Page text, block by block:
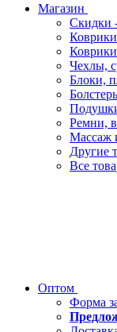
Магазин
Скидки
Чехлы,
Блоки,
Ремни,
Массаж
Другие
Все
Оптом
Форма